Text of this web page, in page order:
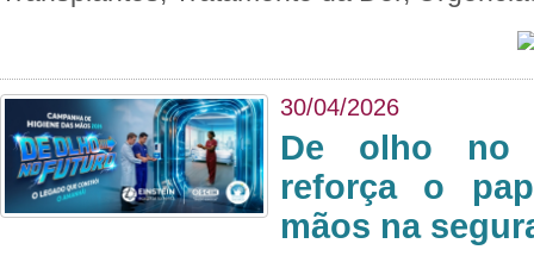
30/04/2026
De olho no
reforça o
mãos na